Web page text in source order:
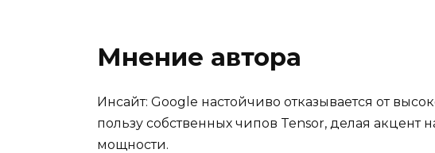
Мнение автора
Инсайт: Google настойчиво отказывается от
пользу собственных чипов Tensor, делая акцент
мощности.